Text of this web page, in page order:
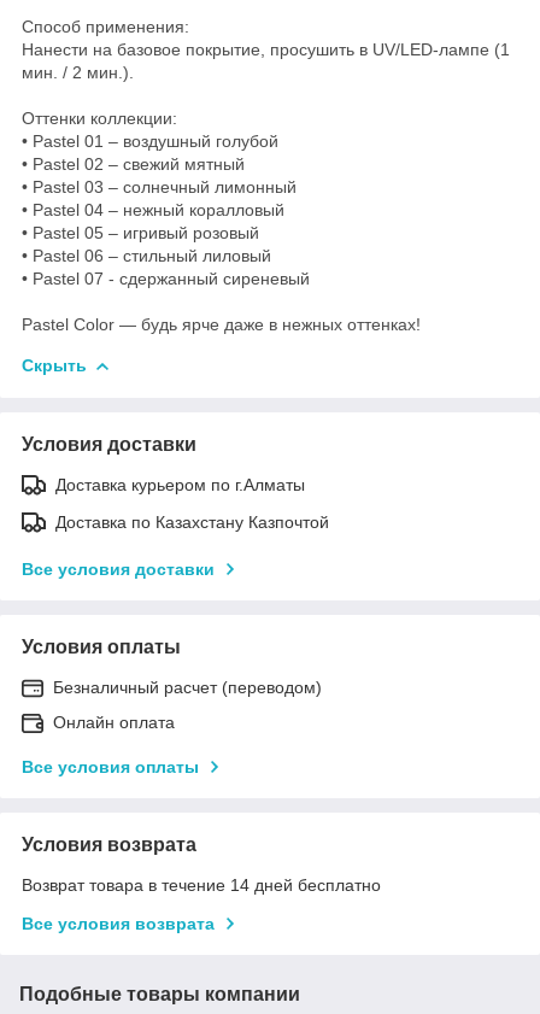
Способ применения:
Нанести на базовое покрытие, просушить в UV/LED-лампе (1
мин. / 2 мин.).
Оттенки коллекции:
• Pastel 01 – воздушный голубой
• Pastel 02 – свежий мятный
• Pastel 03 – солнечный лимонный
• Pastel 04 – нежный коралловый
• Pastel 05 – игривый розовый
• Pastel 06 – стильный лиловый
• Pastel 07 - сдержанный сиреневый
Pastel Color — будь ярче даже в нежных оттенках!
Скрыть
Условия доставки
Доставка курьером по г.Алматы
Доставка по Казахстану Казпочтой
Все условия доставки
Условия оплаты
Безналичный расчет (переводом)
Онлайн оплата
Все условия оплаты
Условия возврата
Возврат товара в течение 14 дней бесплатно
Все условия возврата
Подобные товары компании